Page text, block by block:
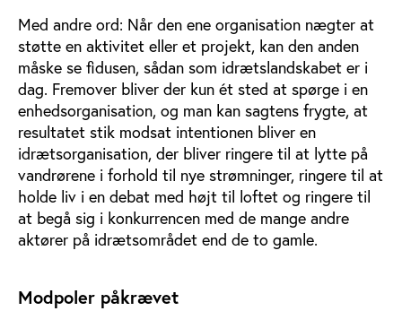
Med andre ord: Når den ene organisation nægter at
støtte en aktivitet eller et projekt, kan den anden
måske se fidusen, sådan som idrætslandskabet er i
dag. Fremover bliver der kun ét sted at spørge i en
enhedsorganisation, og man kan sagtens frygte, at
resultatet stik modsat intentionen bliver en
idrætsorganisation, der bliver ringere til at lytte på
vandrørene i forhold til nye strømninger, ringere til at
holde liv i en debat med højt til loftet og ringere til
at begå sig i konkurrencen med de mange andre
aktører på idrætsområdet end de to gamle.
Modpoler påkrævet